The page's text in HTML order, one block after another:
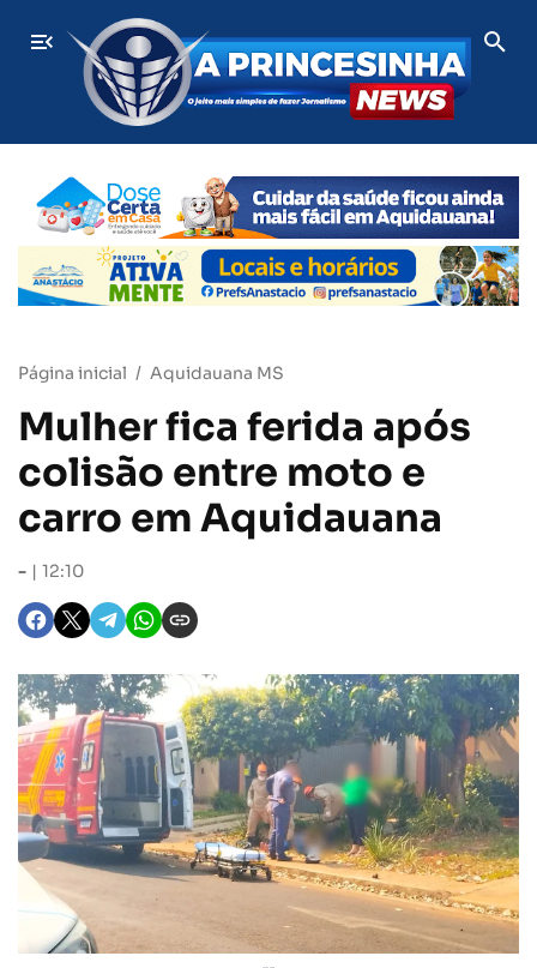
ÚLTIMAS
AquidauanaAos 86 anos, dona Raimunda mantém venda de
Página inicial Aquidauana MS
Mulher fica ferida após
colisão entre moto e
carro em Aquidauana
- 12:10